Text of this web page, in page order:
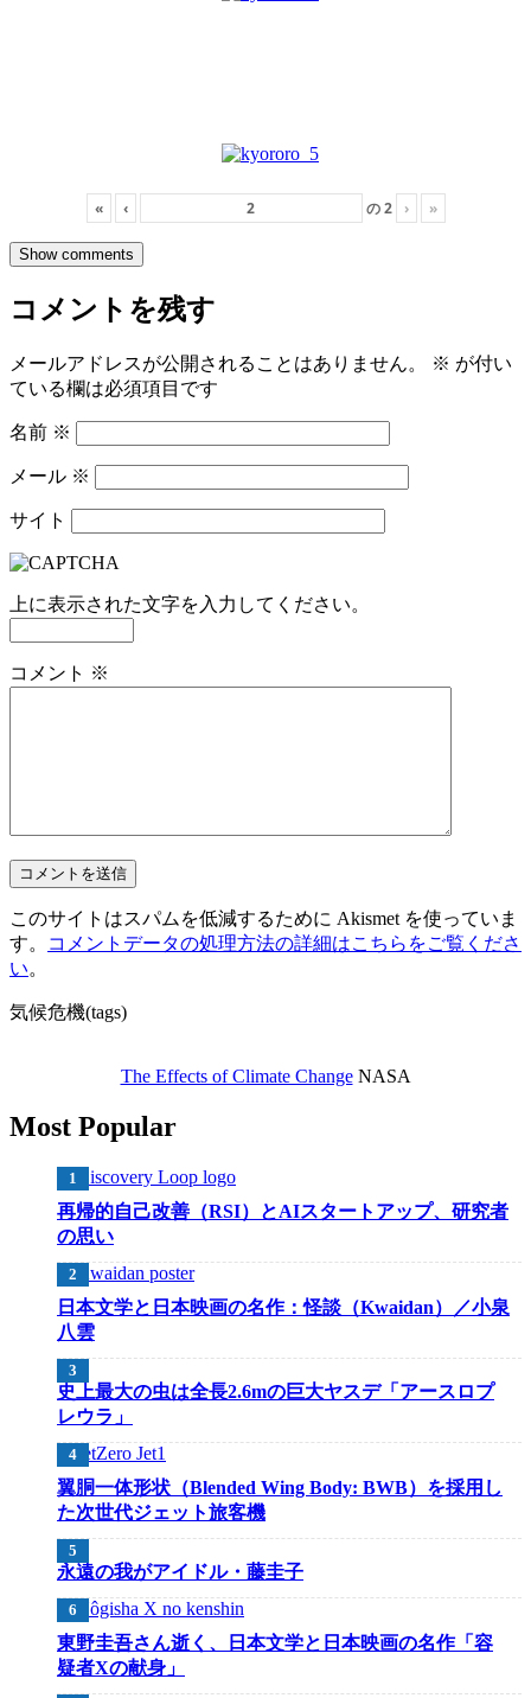
« ‹ の2 › »
Show comments
コメントを残す
メールアドレスが公開されることはありません。 ※ が付い
ている欄は必須項目です
名前 ※
メール ※
サイト
上に表示された文字を入力してください。
コメント ※
このサイトはスパムを低減するために Akismet を使っていま
す。
コメントデータの処理方法の詳細はこちらをご覧くださ
い。
気候危機(tags)
The Effects of Climate ChangeNASA
Most Popular
再帰的自己改善（RSI）とAIスタートアップ、研究者
の思い
日本文学と日本映画の名作：怪談（Kwaidan）／小泉
八雲
史上最大の虫は全長2.6mの巨大ヤスデ「アースロプ
レウラ」
翼胴一体形状（Blended Wing Body: BWB）を採用し
た次世代ジェット旅客機
永遠の我がアイドル・藤圭子
東野圭吾さん逝く、日本文学と日本映画の名作「容
疑者Xの献身」